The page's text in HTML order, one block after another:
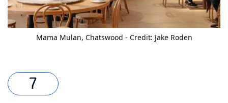
Mama Mulan, Chatswood - Credit: Jake Roden